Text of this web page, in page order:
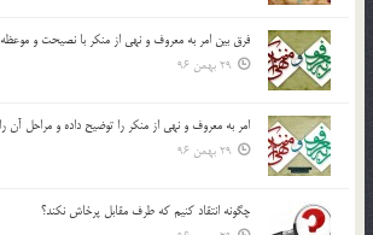
فرق بين امر به معروف و نهي از منكر با نصيحت و
29 بهمن 96
امر به معروف و نهي از منكر را توضيح داده و مراحل آن را
29 بهمن 96
چگونه انتقاد كنيم كه طرف مقابل پرخاش نكند؟